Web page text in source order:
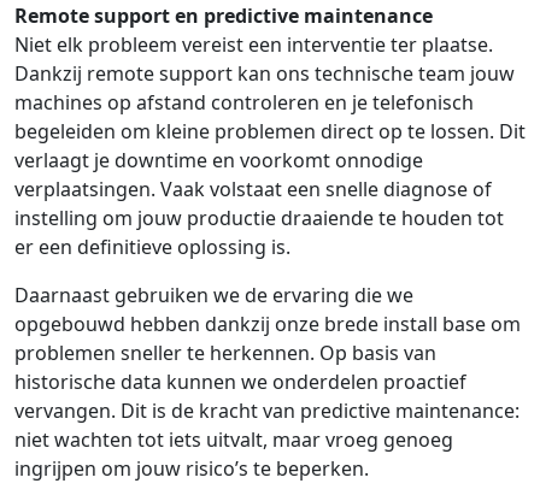
Remote support en predictive maintenance
Niet elk probleem vereist een interventie ter plaatse.
Dankzij remote support kan ons technische team jouw
machines op afstand controleren en je telefonisch
begeleiden om kleine problemen direct op te lossen. Dit
verlaagt je downtime en voorkomt onnodige
verplaatsingen. Vaak volstaat een snelle diagnose of
instelling om jouw productie draaiende te houden tot
er een definitieve oplossing is.
Daarnaast gebruiken we de ervaring die we
opgebouwd hebben dankzij onze brede install base om
problemen sneller te herkennen. Op basis van
historische data kunnen we onderdelen proactief
vervangen. Dit is de kracht van predictive maintenance:
niet wachten tot iets uitvalt, maar vroeg genoeg
ingrijpen om jouw risico’s te beperken.